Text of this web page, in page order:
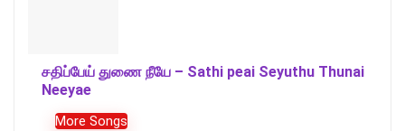
சதிப்பேய் துணை நீயே – Sathi peai Seyuthu Thunai
Neeyae
More Songs